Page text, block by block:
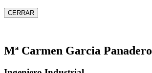
CERRAR
Mª Carmen Garcia Panadero